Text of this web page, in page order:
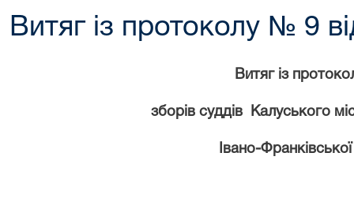
Витяг із протоколу № 9
Витяг із п
зборів суддів Калуського
Івано-